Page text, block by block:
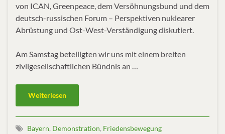
von ICAN, Greenpeace, dem Versöhnungsbund und dem
deutsch-russischen Forum – Perspektiven nuklearer
Abrüstung und Ost-West-Verständigung diskutiert.
Am Samstag beteiligten wir uns mit einem breiten
zivilgesellschaftlichen Bündnis an …
Weiterlesen
Bayern, Demonstration, Friedensbewegung